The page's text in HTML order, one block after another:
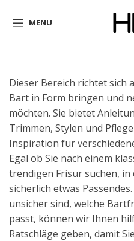
MENU
Dieser Bereich richtet sich
Bart in Form bringen und
möchten. Sie bietet
Trimmen, Stylen und
Inspiration für
Egal ob Sie nach einem
trendigen Frisur suchen, in
sicherlich etwas
unsicher sind, welche
passt, können wir Ihnen
Ratschläge geben, damit